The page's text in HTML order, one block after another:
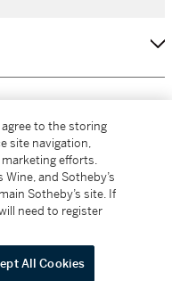
York are made solely by
agree to the storing
site navigation,
efforts.
Wine, and Sotheby’s
Sotheby’s site. If
need to register
All Cookies